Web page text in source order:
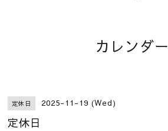
カレンダー
定休日 2025-11-19 (Wed)
定休日